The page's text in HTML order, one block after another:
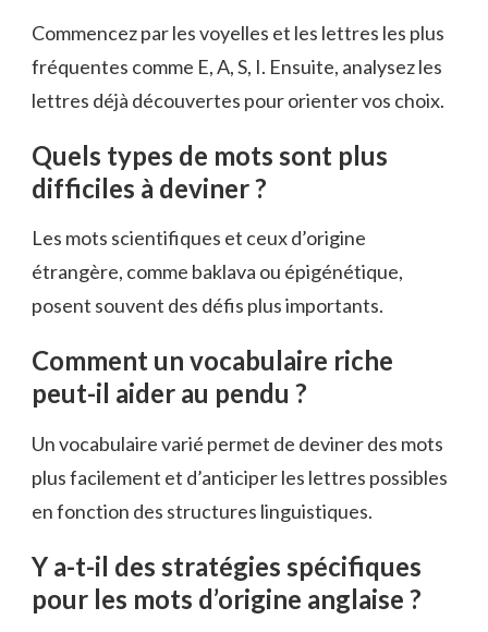
Commencez par les voyelles et les lettres les plus
fréquentes comme E, A, S, I. Ensuite, analysez les
lettres déjà découvertes pour orienter vos choix.
Quels types de mots sont plus
difficiles à deviner ?
Les mots scientifiques et ceux d’origine
étrangère, comme baklava ou épigénétique,
posent souvent des défis plus importants.
Comment un vocabulaire riche
peut-il aider au pendu ?
Un vocabulaire varié permet de deviner des mots
plus facilement et d’anticiper les lettres possibles
en fonction des structures linguistiques.
Y a-t-il des stratégies spécifiques
pour les mots d’origine anglaise ?